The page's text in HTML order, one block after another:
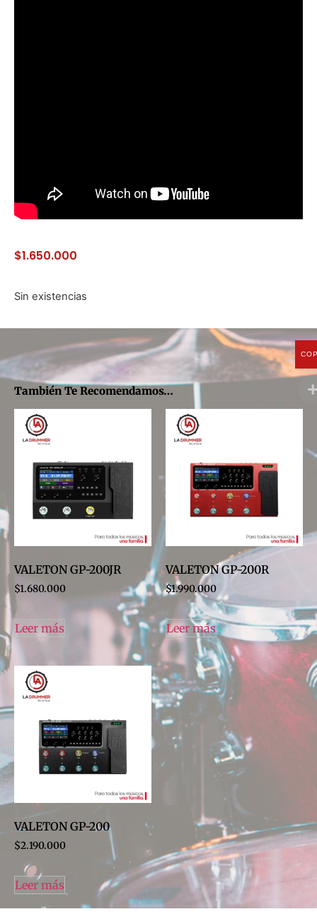
$1.650.000
Sin existencias
También Te Recomendamos…
VALETON GP-200JR
$1.680.000
Leer más
VALETON GP-200R
$1.990.000
Leer más
VALETON GP-200
$2.190.000
Leer más